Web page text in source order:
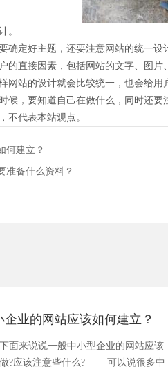
。
定好主题，还要注意网站的统一设
的直接因素，包括网站的文字、图
网站的设计就会比较统一，也会给用
，要知道自己在做什么，同时还要
代表本站观点。
何建立？
准备什么资料？
企业的网站应该如何建立？
来说说一般中小型企业的网站应该
?应该注意些什么? 可以说很多中